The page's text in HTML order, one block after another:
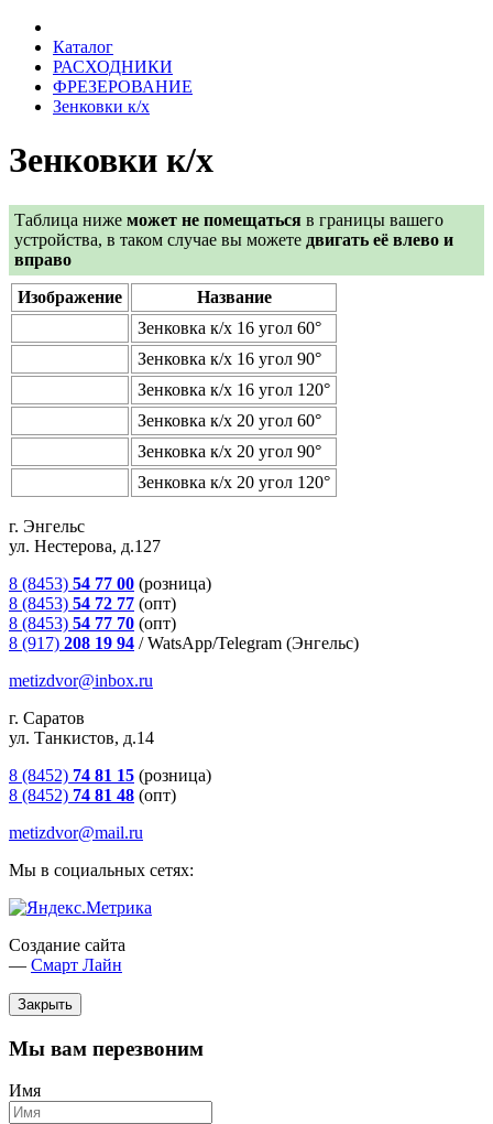
Каталог
РАСХОДНИКИ
ФРЕЗЕРОВАНИЕ
Зенковки к/х
Зенковки к/х
Таблица ниже может не помещаться в границы вашего
устройства, в таком случае вы можете двигать её влево и
вправо
Изображение
Название
Зенковка к/х 16 угол 60°
Зенковка к/х 16 угол 90°
Зенковка к/х 16 угол 120°
Зенковка к/х 20 угол 60°
Зенковка к/х 20 угол 90°
Зенковка к/х 20 угол 120°
г. Энгельс
ул. Нестерова, д.127
8 (8453) 54 77 00 (розница)
8 (8453) 54 72 77 (опт)
8 (8453) 54 77 70 (опт)
8 (917) 208 19 94 /WatsApp/Telegram (Энгельс)
metizdvor@inbox.ru
г. Саратов
ул. Танкистов, д.14
8 (8452) 74 81 15 (розница)
8 (8452) 74 81 48 (опт)
metizdvor@mail.ru
Мы в социальных сетях:
Создание сайта
— Смарт Лайн
Закрыть
Мы вам перезвоним
Имя